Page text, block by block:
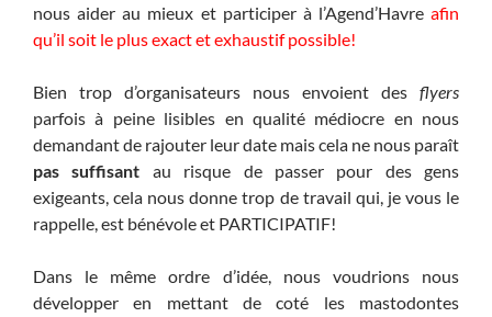
nous aider au mieux et participer à l’Agend’Havre afin
qu’il soit le plus exact et exhaustif possible!
Bien trop d’organisateurs nous envoient des flyers
parfois à peine lisibles en qualité médiocre en nous
demandant de rajouter leur date mais cela ne nous paraît
pas suffisant au risque de passer pour des gens
exigeants, cela nous donne trop de travail qui, je vous le
rappelle, est bénévole et PARTICIPATIF!
Dans le même ordre d’idée, nous voudrions nous
développer en mettant de coté les mastodontes